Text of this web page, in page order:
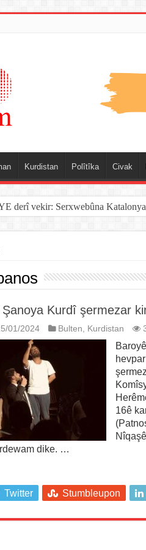
Kurdistan Polîtîka Civak
derî vekir: Serxwebûna
Kurdî şermezar
01/2024 Bulten, Kurdistan
16ê
dike. …
Twitter Stumbleupon